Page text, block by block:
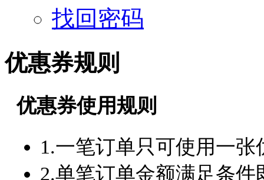
找回密码
优惠券规则
优惠券使用规则
1.一笔订单只可使用一
2.单笔订单金额满足条